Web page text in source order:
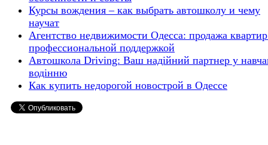
Курсы вождения – как выбрать автошколу и чему
научат
Агентство недвижимости Одесса: продажа
профессиональной поддержкой
Автошкола Driving: Ваш надійний партнер у
водінню
Как купить недорогой новострой в Одессе